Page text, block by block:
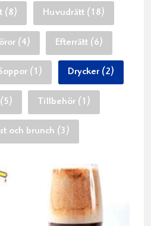
(8) Huvudrätt (18)
(4) Efterrätt (6)
(1) Drycker (2)
Tillbehör (1)
och brunch (3)